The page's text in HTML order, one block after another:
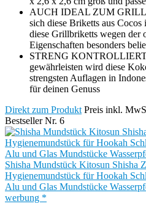
AUCH IDEAL ZUM
sich diese Briketts aus
diese Grillbriketts wegen der
Eigenschaften besonders
STRENG KONTROLLIERT
gewährleisten wird diese
strengsten Auflagen in
für deinen Genuss
Direkt zum Produkt Preis inkl.
Bestseller Nr. 6
Shisha Mundstück Kitosun Shisha
Hygienemundstück für Hookah
Alu und Glas Mundstücke
werbung *